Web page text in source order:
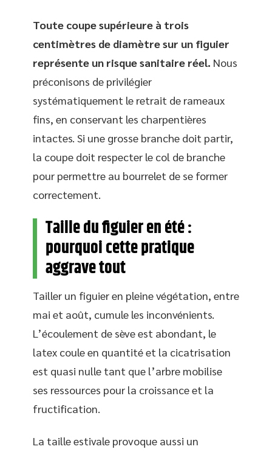
Toute coupe supérieure à trois
centimètres de diamètre sur un figuier
représente un risque sanitaire réel. Nous
préconisons de privilégier
systématiquement le retrait de rameaux
fins, en conservant les charpentières
intactes. Si une grosse branche doit partir,
la coupe doit respecter le col de branche
pour permettre au bourrelet de se former
correctement.
Taille du figuier en été :
pourquoi cette pratique
aggrave tout
Tailler un figuier en pleine végétation, entre
mai et août, cumule les inconvénients.
L’écoulement de sève est abondant, le
latex coule en quantité et la cicatrisation
est quasi nulle tant que l’arbre mobilise
ses ressources pour la croissance et la
fructification.
La taille estivale provoque aussi un